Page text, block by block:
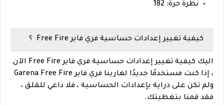
نظرة حرة: 182
كيفية تغيير إعدادات حساسية فري فاير Free Fire ؟
اليك
كيفية تغيير إعدادات حساسية فري فاير Free Fire الآن
، إذا كنت مستخدمًا جديدًا لغارينا فري فاير Garena Free Fire
ولم تكن على دراية بإعدادات الحساسية ، فلا داعي للقلق ،
فقد قمنا بتغطيتك.